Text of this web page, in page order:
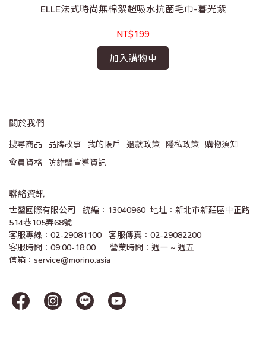
ELLE法式時尚無棉絮超吸水抗菌毛巾-暮光紫
NT$199
加入購物車
關於我們
搜尋商品 品牌故事 我的帳戶 退款政策 隱私政策
購物須知
會員資格
防詐騙宣導資訊
聯絡資訊
世堃國際有限公司   統編：13040960  地址：新北市新莊區中正路
514巷105弄68號
客服專線：02-29081100   客服傳真：02-29082200
客服時間：09:00-18:00      營業時間：週一 ~ 週五
信箱：service@morino.asia